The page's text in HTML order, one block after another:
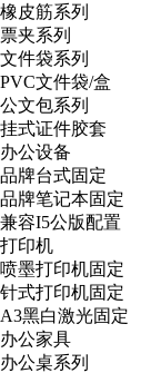
橡皮筋系列
票夹系列
文件袋系列
PVC文件袋/盒
公文包系列
挂式证件胶套
办公设备
品牌台式固定
品牌笔记本固定
兼容I5公版配置
打印机
喷墨打印机固定
针式打印机固定
A3黑白激光固定
办公家具
办公桌系列